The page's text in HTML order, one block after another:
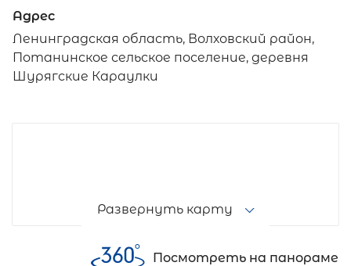
Адрес
Ленинградская область, Волховский район,
Потанинское сельское поселение, деревня
Шурягские Караулки
Развернуть карту
Посмотреть на панораме